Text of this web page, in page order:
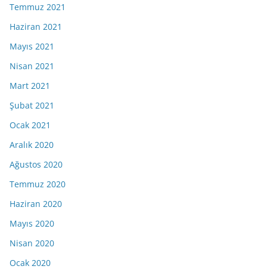
Temmuz 2021
Haziran 2021
Mayıs 2021
Nisan 2021
Mart 2021
Şubat 2021
Ocak 2021
Aralık 2020
Ağustos 2020
Temmuz 2020
Haziran 2020
Mayıs 2020
Nisan 2020
Ocak 2020